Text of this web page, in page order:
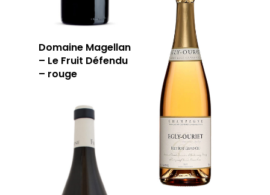
Domaine Magellan
– Le Fruit Défendu
– rouge